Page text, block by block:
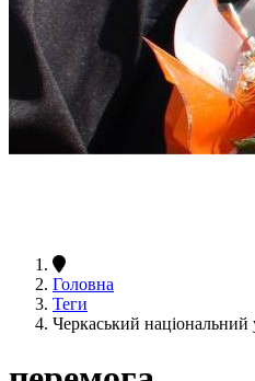
Головна
Теги
Черкаський національний